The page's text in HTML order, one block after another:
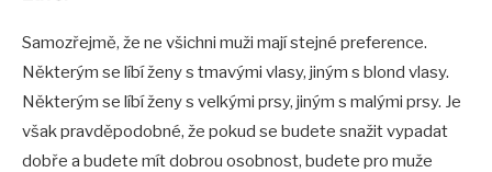
Samozřejmě, že ne všichni muži mají stejné preference.
Některým se líbí ženy s tmavými vlasy, jiným s blond vlasy.
Některým se líbí ženy s velkými prsy, jiným s malými prsy. Je
však pravděpodobné, že pokud se budete snažit vypadat
dobře a budete mít dobrou osobnost, budete pro muže